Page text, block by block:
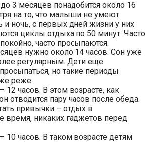
3 месяцев понадобится около 16
на то, что малыши не умеют
и ночь, с первых дней жизни у них
циклы отдыха по 50 минут. Часто
часто просыпаются.
нужно около 14 часов. Сон уже
регулярным. Дети еще
но такие периоды
реже.
12 часов. В этом возрасте, как
отводится пару часов после обеда.
привычки – отдых в
время, никаких гаджетов перед
10 часов. В таком возрасте детям